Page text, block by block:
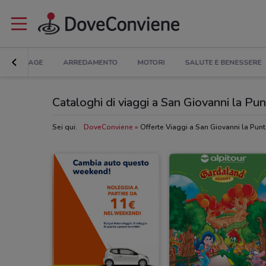
BRICOLAGE ARREDAMENTO MOTORI SALUTE E BENESSERE
Cataloghi di viaggi a San Giovanni la
Sei qui: DoveConviene Offerte Viaggi a San Giovanni la